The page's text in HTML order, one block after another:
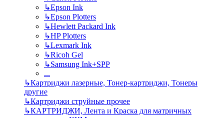
↳Epson Ink
↳Epson Plotters
↳Hewlett Packard Ink
↳HP Plotters
↳Lexmark Ink
↳Ricoh Gel
↳Samsung Ink+SPP
...
↳Картриджи лазерные, Тонер-картриджи, Тонеры
другие
↳Картриджи струйные прочее
↳КАРТРИДЖИ, Лента и Краска для матричных